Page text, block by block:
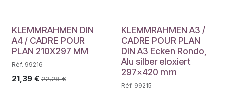
KLEMMRAHMEN DIN
A4 / CADRE POUR
PLAN 210X297 MM
Réf. 99216
21,39 € 22,28€
KLEMMRAHMEN A3 /
CADRE POUR PLAN
DIN A3 Ecken Rondo,
Alu silber eloxiert
297x420 mm
Réf. 99215